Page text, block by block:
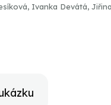
Ivanka Devátá,